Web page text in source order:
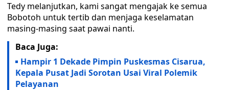
Tedy melanjutkan, kami sangat mengajak ke semua
Bobotoh untuk tertib dan menjaga keselamatan
masing-masing saat pawai nanti.
Baca Juga:
Hampir 1 Dekade Pimpin Puskesmas Cisarua,
Kepala Pusat Jadi Sorotan Usai Viral Polemik
Pelayanan